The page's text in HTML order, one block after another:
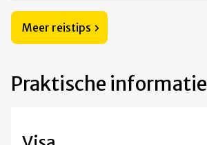
Meer reistips
Praktische informatie